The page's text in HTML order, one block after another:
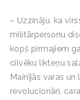
– Uzzināju, ka
militārpersonu
kopš pirmajiem
cilvēku likteņu
Mainījās varas
revolucionāri,